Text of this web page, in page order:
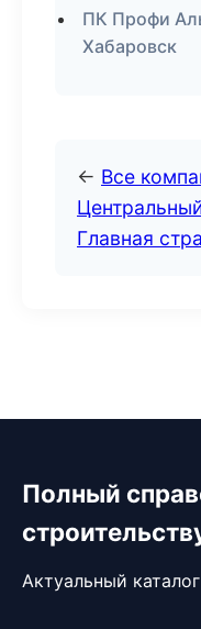
ПК Профи
Хабаровск
← Все
Главная
Полный
Актуальный